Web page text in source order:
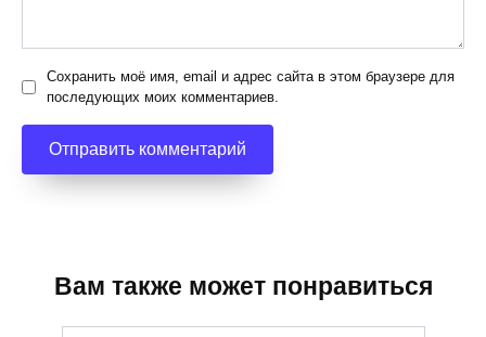
Сохранить моё имя, email и адрес сайта в этом браузере для
последующих моих комментариев.
Вам также может понравиться